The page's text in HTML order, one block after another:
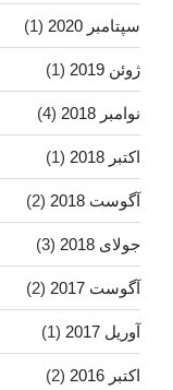
سپتامبر 2020 (1)
ژوئن 2019 (1)
نوامبر 2018 (4)
اکتبر 2018 (1)
آگوست 2018 (2)
جولای 2018 (3)
آگوست 2017 (2)
آوریل 2017 (1)
اکتبر 2016 (2)